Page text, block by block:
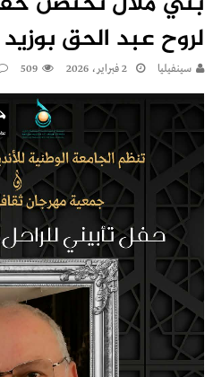
لروح عبد الحق بوزيد
سينفيليا 2 فبراير، 2026 509